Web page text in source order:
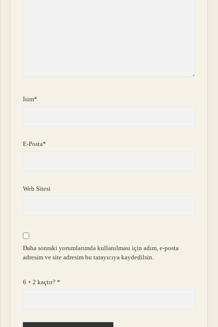
İsim*
E-Posta*
Web Sitesi
Daha sonraki yorumlarımda kullanılması için adım, e-posta
adresim ve site adresim bu tarayıcıya kaydedilsin.
6 + 2 kaçtır?*